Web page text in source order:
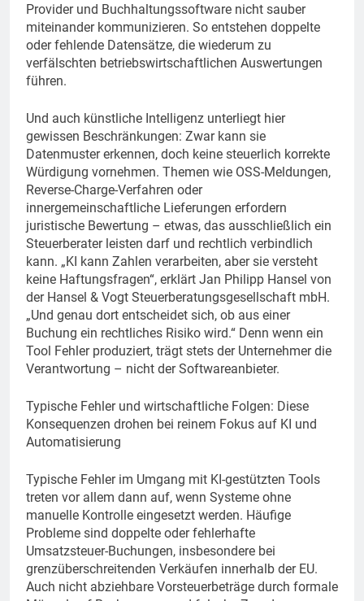
Provider und Buchhaltungssoftware nicht sauber
miteinander kommunizieren. So entstehen doppelte
oder fehlende Datensätze, die wiederum zu
verfälschten betriebswirtschaftlichen Auswertungen
führen.
Und auch künstliche Intelligenz unterliegt hier
gewissen Beschränkungen: Zwar kann sie
Datenmuster erkennen, doch keine steuerlich korrekte
Würdigung vornehmen. Themen wie OSS-Meldungen,
Reverse-Charge-Verfahren oder
innergemeinschaftliche Lieferungen erfordern
juristische Bewertung – etwas, das ausschließlich ein
Steuerberater leisten darf und rechtlich verbindlich
kann. „KI kann Zahlen verarbeiten, aber sie versteht
keine Haftungsfragen“, erklärt Jan Philipp Hansel von
der Hansel & Vogt Steuerberatungsgesellschaft mbH.
„Und genau dort entscheidet sich, ob aus einer
Buchung ein rechtliches Risiko wird.“ Denn wenn ein
Tool Fehler produziert, trägt stets der Unternehmer die
Verantwortung – nicht der Softwareanbieter.
Typische Fehler und wirtschaftliche Folgen: Diese
Konsequenzen drohen bei reinem Fokus auf KI und
Automatisierung
Typische Fehler im Umgang mit KI-gestützten Tools
treten vor allem dann auf, wenn Systeme ohne
manuelle Kontrolle eingesetzt werden. Häufige
Probleme sind doppelte oder fehlerhafte
Umsatzsteuer-Buchungen, insbesondere bei
grenzüberschreitenden Verkäufen innerhalb der EU.
Auch nicht abziehbare Vorsteuerbeträge durch formale